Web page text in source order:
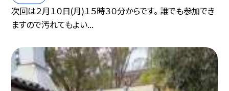
次回は２月１０日(月)１５時３０分からです。 誰でも参加でき
ますので汚れてもよい...